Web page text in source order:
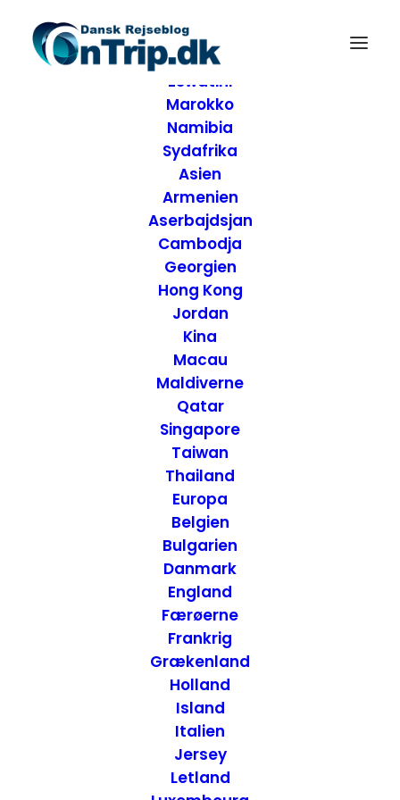
Destinationer
Afrika
Eswatini
Marokko
Namibia
Sydafrika
Asien
Armenien
Aserbajdsjan
Cambodja
Georgien
Hong Kong
Jordan
Kina
Macau
Maldiverne
Qatar
Singapore
Taiwan
Thailand
Europa
Belgien
Bulgarien
Danmark
England
Færøerne
Frankrig
Grækenland
Holland
Island
Italien
Jersey
Letland
Capitol Reef National
Park den oversete
park - Utah, USA
| INUSA,USA - VEST
BYANNETTE SEIER - ONTRIP.DK